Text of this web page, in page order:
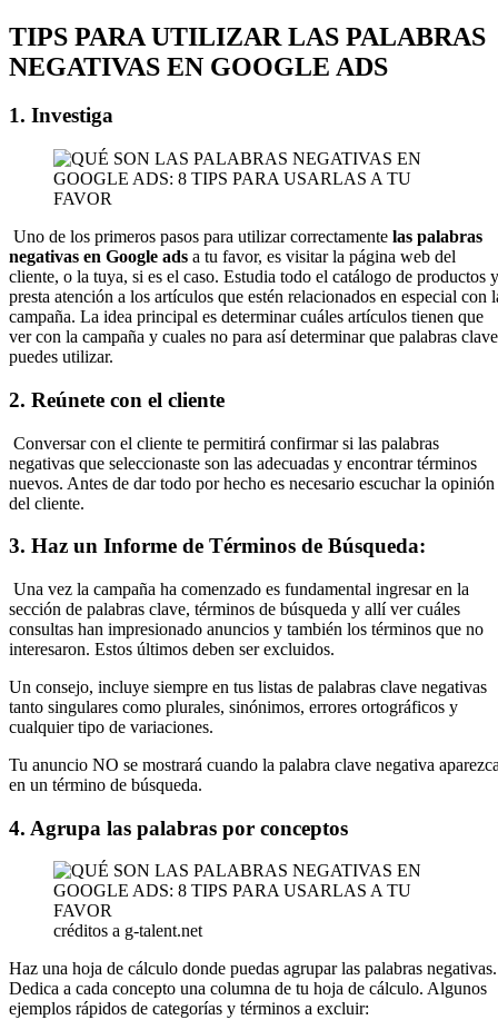
TIPS PARA UTILIZAR LAS PALABRAS
NEGATIVAS EN GOOGLE ADS
1. Investiga
Uno de los primeros pasos para utilizar correctamente las palabras
negativas en Google ads a tu favor, es visitar la página web del
cliente, o la tuya, si es el caso. Estudia todo el catálogo de productos y
presta atención a los artículos que estén relacionados en especial con
campaña. La idea principal es determinar cuáles artículos tienen que
ver con la campaña y cuales no para así determinar que palabras
puedes utilizar.
2. Reúnete con el cliente
Conversar con el cliente te permitirá confirmar si las palabras
negativas que seleccionaste son las adecuadas y encontrar términos
nuevos. Antes de dar todo por hecho es necesario escuchar la opinión
del cliente.
3. Haz un Informe de Términos de Búsqueda:
Una vez la campaña ha comenzado es fundamental ingresar en la
sección de palabras clave, términos de búsqueda y allí ver cuáles
consultas han impresionado anuncios y también los términos que no
interesaron. Estos últimos deben ser excluidos.
Un consejo, incluye siempre en tus listas de palabras clave negativas
tanto singulares como plurales, sinónimos, errores ortográficos y
cualquier tipo de variaciones.
Tu anuncio NO se mostrará cuando la palabra clave negativa
en un término de búsqueda.
4. Agrupa las palabras por conceptos
créditos a g-talent.net
Haz una hoja de cálculo donde puedas agrupar las palabras negativas.
Dedica a cada concepto una columna de tu hoja de cálculo. Algunos
ejemplos rápidos de categorías y términos a excluir: